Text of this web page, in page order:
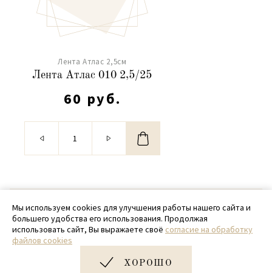
Лента Атлас 2,5см
Лента Атлас 010 2,5/25
60 руб.
© 2020 - 2026 SamPack
+ 7 (918) 699-97-87
zakaz@sampack.store
Дизайн и разработка сайта
Мы используем cookies для улучшения работы нашего сайта и
большего удобства его использования. Продолжая
использовать сайт, Вы выражаете своё согласие на обработку
файлов cookies
ХОРОШО